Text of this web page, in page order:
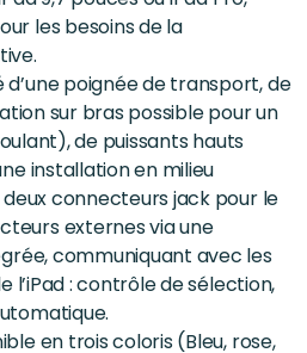
les besoins de la
poignée de transport, de
sur bras possible pour un
de puissants hauts
installation en milieu
connecteurs jack pour le
externes via une
communiquant avec les
l’iPad : contrôle de sélection,
en trois coloris (Bleu, rose,